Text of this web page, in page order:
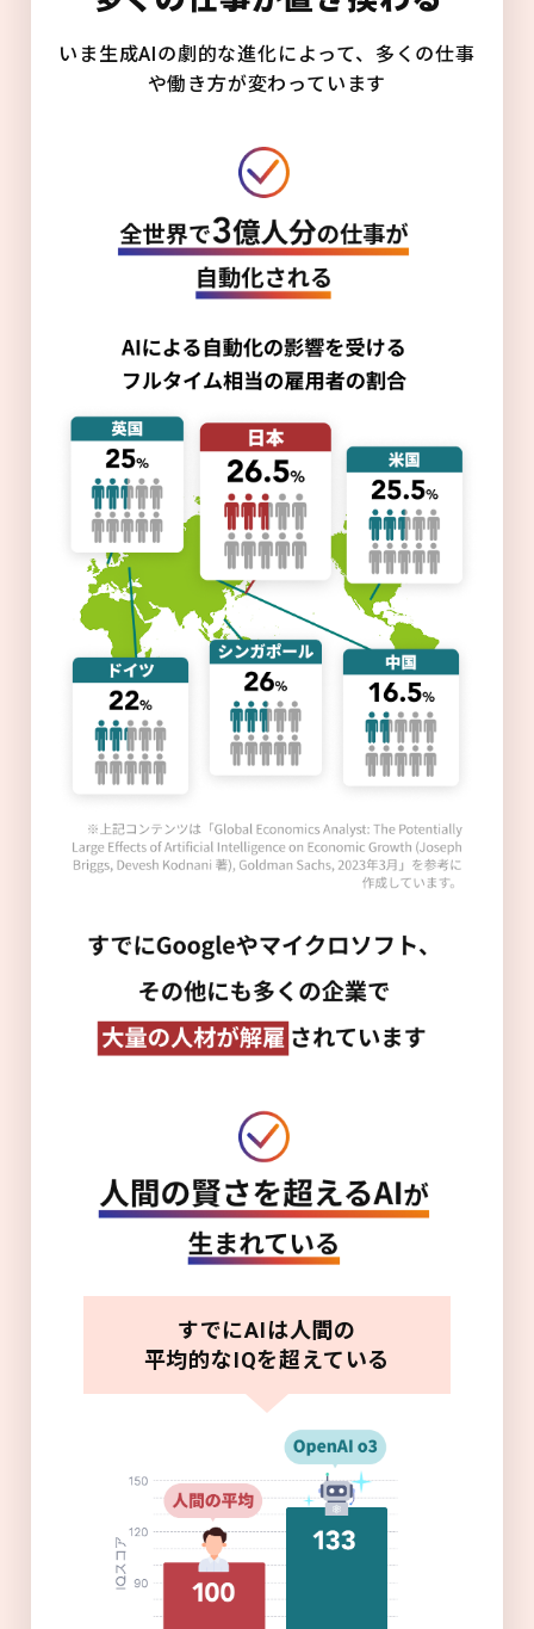
いま生成AIの劇的な進化によって、多くの仕事
や働き方が変わっています
すでにAIは人間の
平均的なIQを超えている